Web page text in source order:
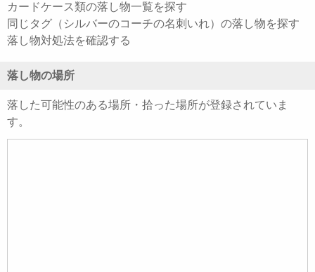
カードケース類の落し物一覧を探す
同じタグ（シルバーのコーチの名刺いれ）の落し物を探す
落し物対処法を確認する
落し物の場所
落した可能性のある場所・拾った場所が登録されていま
す。